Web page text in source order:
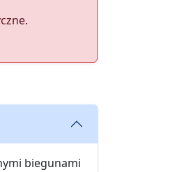
biegunami